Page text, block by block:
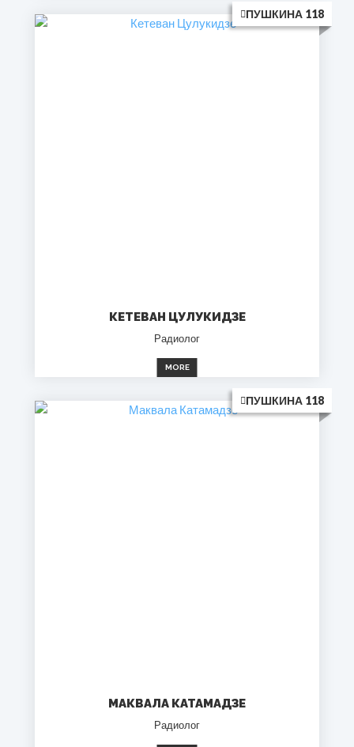
ПУШКИНА 118
КЕТЕВАН ЦУЛУКИДЗЕ
Радиолог
MORE
ПУШКИНА 118
МАКВАЛА КАТАМАДЗЕ
Радиолог